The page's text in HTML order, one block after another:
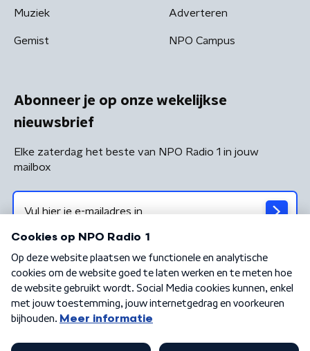
Muziek
Gemist
Adverteren
NPO Campus
Abonneer je op onze wekelijkse
nieuwsbrief
Elke zaterdag het beste van NPO Radio 1 in jouw
mailbox
Algemene voorwaarden